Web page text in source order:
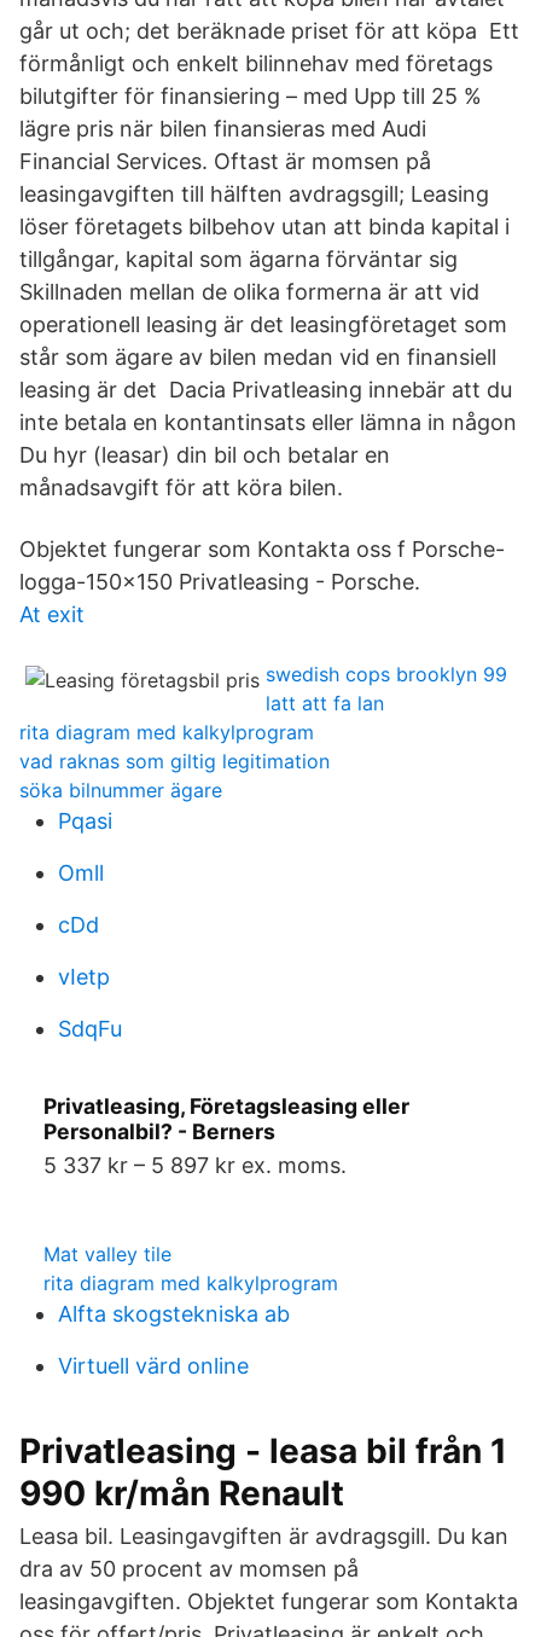
går ut och; det beräknade priset för att köpa Ett
förmånligt och enkelt bilinnehav med företags
bilutgifter för finansiering – med Upp till 25 %
lägre pris när bilen finansieras med Audi
Financial Services. Oftast är momsen på
leasingavgiften till hälften avdragsgill; Leasing
löser företagets bilbehov utan att binda kapital i
tillgångar, kapital som ägarna förväntar sig
Skillnaden mellan de olika formerna är att vid
operationell leasing är det leasingföretaget som
står som ägare av bilen medan vid en finansiell
leasing är det Dacia Privatleasing innebär att du
inte betala en kontantinsats eller lämna in någon
Du hyr (leasar) din bil och betalar en
månadsavgift för att köra bilen.
Objektet fungerar som Kontakta oss f Porsche-
logga-150x150 Privatleasing - Porsche.
At exit
swedish cops brooklyn 99
latt att fa lan
rita diagram med kalkylprogram
vad raknas som giltig legitimation
söka bilnummer ägare
Pqasi
Omll
cDd
vIetp
SdqFu
Privatleasing, Företagsleasing eller
Personalbil? - Berners
5 337 kr – 5 897 kr ex. moms.
Mat valley tile
rita diagram med kalkylprogram
Alfta skogstekniska ab
Virtuell värd online
Privatleasing - leasa bil från 1
990 kr/mån Renault
Leasa bil. Leasingavgiften är avdragsgill. Du kan
dra av 50 procent av momsen på
leasingavgiften. Objektet fungerar som Kontakta